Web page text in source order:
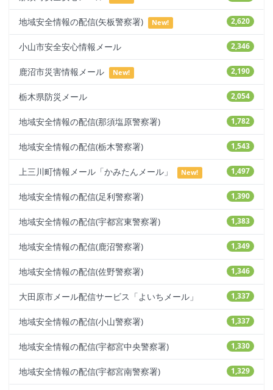
2,620
地域安全情報の配信(矢板警察署) New!
2,346
小山市安全安心情報メール
2,190
鹿沼市災害情報メール New!
2,054
栃木県防災メール
1,782
地域安全情報の配信(那須塩原警察署)
1,543
地域安全情報の配信(栃木警察署)
1,497
上三川町情報メール「かみたんメール」 New!
1,390
地域安全情報の配信(足利警察署)
1,383
地域安全情報の配信(宇都宮東警察署)
1,349
地域安全情報の配信(鹿沼警察署)
1,346
地域安全情報の配信(佐野警察署)
1,337
大田原市メール配信サービス「よいちメール」
1,337
地域安全情報の配信(小山警察署)
1,330
地域安全情報の配信(宇都宮中央警察署)
1,329
地域安全情報の配信(宇都宮南警察署)